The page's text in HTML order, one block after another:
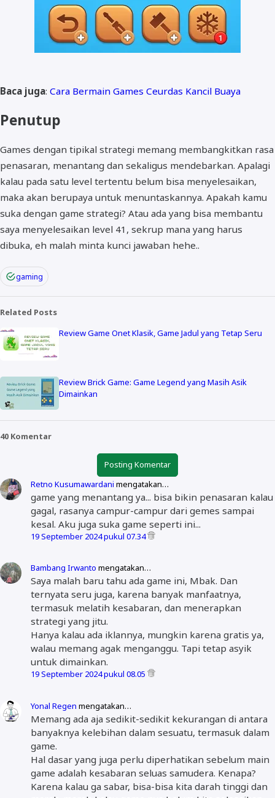
Baca juga: Cara Bermain Games Ceurdas Kancil Buaya
Penutup
Games dengan tipikal strategi memang membangkitkan rasa
penasaran, menantang dan sekaligus mendebarkan. Apalagi
kalau pada satu level tertentu belum bisa menyelesaikan,
maka akan berupaya untuk menuntaskannya. Apakah kamu
suka dengan game strategi? Atau ada yang bisa membantu
saya menyelesaikan level 41, sekrup mana yang harus
dibuka, eh malah minta kunci jawaban hehe..
gaming
Related Posts
Review Game Onet Klasik, Game Jadul yang Tetap Seru
Review Brick Game: Game Legend yang Masih Asik
Dimainkan
40 Komentar
Posting Komentar
Retno Kusumawardani mengatakan…
game yang menantang ya... bisa bikin penasaran kalau
gagal, rasanya campur-campur dari gemes sampai
kesal. Aku juga suka game seperti ini...
19 September 2024 pukul 07.34
Bambang Irwanto mengatakan…
Saya malah baru tahu ada game ini, Mbak. Dan
ternyata seru juga, karena banyak manfaatnya,
termasuk melatih kesabaran, dan menerapkan
strategi yang jitu.
Hanya kalau ada iklannya, mungkin karena gratis ya,
walau memang agak menganggu. Tapi tetap asyik
untuk dimainkan.
19 September 2024 pukul 08.05
Yonal Regen mengatakan…
Memang ada aja sedikit-sedikit kekurangan di antara
banyaknya kelebihan dalam sesuatu, termasuk dalam
game.
Hal dasar yang juga perlu diperhatikan sebelum main
game adalah kesabaran seluas samudera. Kenapa?
Karena kalau ga sabar, bisa-bisa kita darah tinggi dan